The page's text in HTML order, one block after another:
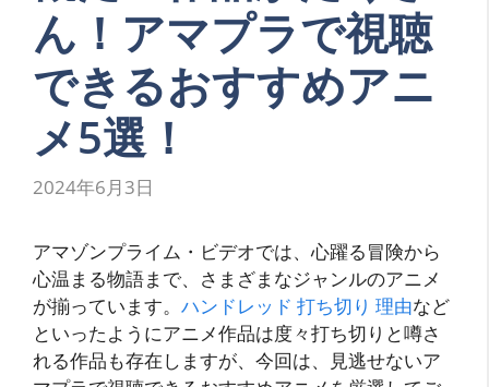
ん！アマプラで視聴
できるおすすめアニ
メ5選！
2024年6月3日
アマゾンプライム・ビデオでは、心躍る冒険から
心温まる物語まで、さまざまなジャンルのアニメ
が揃っています。 ハンドレッド 打ち切り 理由など
といったようにアニメ作品は度々打ち切りと噂さ
れる作品も存在しますが、今回は、見逃せないア